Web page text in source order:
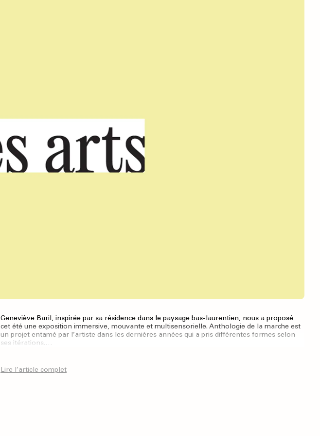
Geneviève Baril, inspirée par sa résidence dans le paysage bas-laurentien, nous a proposé
cet été une exposition immersive, mouvante et multisensorielle. Anthologie de la marche est
un projet entamé par l’artiste dans les dernières années qui a pris différentes formes selon
ses itérations.…
Lire l’article complet